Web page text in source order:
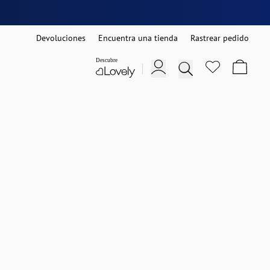
Devoluciones Encuentra una tienda Rastrear pedido